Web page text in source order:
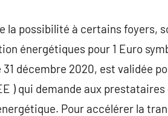
la possibilité à certains foyers,
énergétiques pour 1 Euro
décembre 2020, est validée
) qui demande aux
Pour accélérer la